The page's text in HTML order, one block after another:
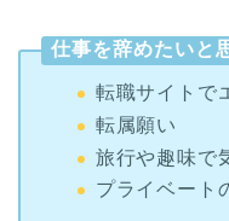
仕事を辞めたいと
転職サイトで
転属願い
旅行や趣味で
プライベート